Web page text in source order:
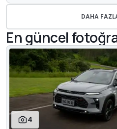
DAHA
En güncel
4